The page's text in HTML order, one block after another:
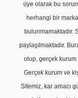
üye olarak bu
herhangi bir
bulunmamaktadır.
paylaşılmaktadır.
olup, gerçek kurum
Gerçek kurum ve
Sitemiz, kar amacı